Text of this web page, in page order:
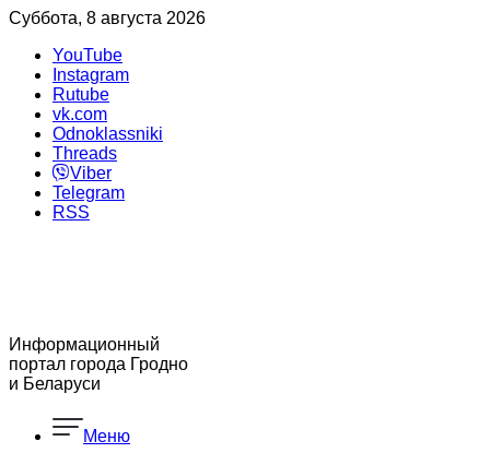
Суббота, 8 августа 2026
YouTube
Instagram
Rutube
vk.com
Odnoklassniki
Threads
Viber
Telegram
RSS
Информационный
портал города Гродно
и Беларуси
Меню